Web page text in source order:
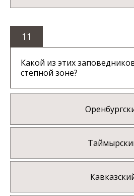
11
Какой из этих
степной зоне?